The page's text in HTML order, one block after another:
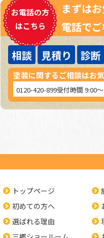
お電話の方
はこちら
まずは
電話で
相談
見積り 診断
塗装に関するご相談はお
0120-420-899受付時間 9:00
トップページ
初めての方へ
選ばれる理由